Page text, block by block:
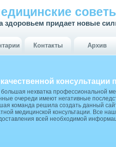
здоровьем придает новые
Контакты Архив
консультации
большая нехватка профессиональной
очереди имеют негативные
команда решила создать данный
медицинской консультации. Все
всей необходимой